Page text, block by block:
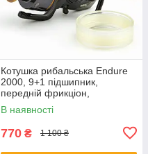
Котушка рибальська Endure
2000, 9+1 підшипник,
передній фрикціон,
пластиковий корпус,
пластикова шпуля Rumpol
В наявності
770 ₴ 1 100 ₴